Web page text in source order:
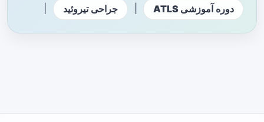
دوره آموزشی ATLS جراحی تیروئید